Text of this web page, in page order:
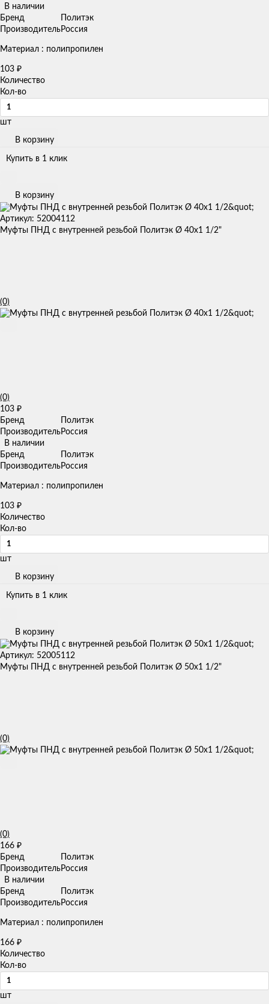
В наличии
Бренд
Политэк
ПроизводительРоссия
Материал : полипропилен
103 ₽
Количество
Кол-во
шт
В корзину
Купить в 1 клик
В корзину
Артикул: 52004112
Муфты ПНД с внутренней резьбой Политэк Ø 40x1 1/2"
(0)
(0)
103 ₽
Бренд
Политэк
ПроизводительРоссия
В наличии
Бренд
Политэк
ПроизводительРоссия
Материал : полипропилен
103 ₽
Количество
Кол-во
шт
В корзину
Купить в 1 клик
В корзину
Артикул: 52005112
Муфты ПНД с внутренней резьбой Политэк Ø 50x1 1/2"
(0)
(0)
166 ₽
Бренд
Политэк
ПроизводительРоссия
В наличии
Бренд
Политэк
ПроизводительРоссия
Материал : полипропилен
166 ₽
Количество
Кол-во
шт